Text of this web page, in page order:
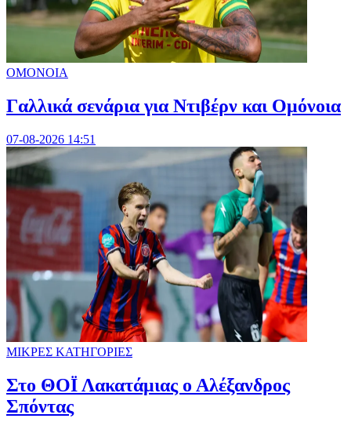
ΟΜΟΝΟΙΑ
Γαλλικά σενάρια για Ντιβέρν και Ομόνοια
07-08-2026 14:51
ΜΙΚΡΕΣ ΚΑΤΗΓΟΡΙΕΣ
Στο ΘΟΪ Λακατάμιας ο Αλέξανδρος
Σπόντας